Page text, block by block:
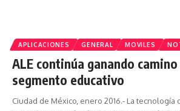
APLICACIONES GENERAL MOVILES
ALE continúa ganando
segmento educativo
Ciudad de México, enero 2016.- La tecnología